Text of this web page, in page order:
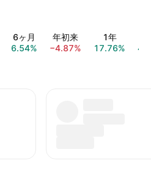
6ヶ月
6.54%
年初来
−4.87%
1年
17.76%